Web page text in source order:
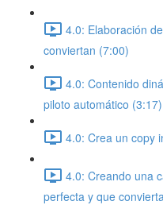
4.0: Elaboración
conviertan (7:00)
4.0: Contenido
piloto automático (3:17)
4.0: Crea un copy
4.0: Creando una
perfecta y que